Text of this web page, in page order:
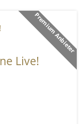
Premium Anbieter
Live!